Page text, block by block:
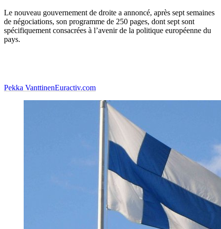
Le nouveau gouvernement de droite a annoncé, après sept semaines
de négociations, son programme de 250 pages, dont sept sont
spécifiquement consacrées à l’avenir de la politique européenne du
pays.
Pekka VanttinenEuractiv.com